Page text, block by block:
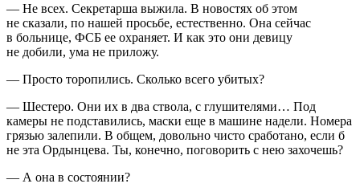
— Не всех. Секретарша выжила. В новостях об этом
не сказали, по нашей просьбе, естественно. Она сейчас
в больнице, ФСБ ее охраняет. И как это они девицу
не добили, ума не приложу.
— Просто торопились. Сколько всего убитых?
— Шестеро. Они их в два ствола, с глушителями… Под
камеры не подставились, маски еще в машине надели. Номера
грязью залепили. В общем, довольно чисто сработано, если б
не эта Ордынцева. Ты, конечно, поговорить с нею захочешь?
— А она в состоянии?